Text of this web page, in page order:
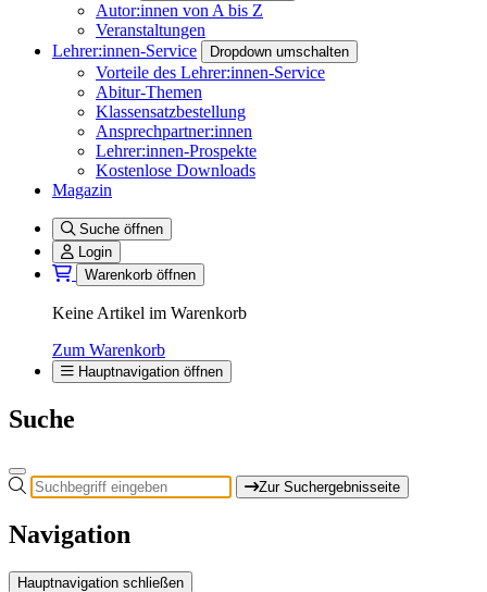
Autor:innen von A bis Z
Veranstaltungen
Lehrer:innen-Service
Dropdown umschalten
Vorteile des Lehrer:innen-Service
Abitur-Themen
Klassensatzbestellung
Ansprechpartner:innen
Lehrer:innen-Prospekte
Kostenlose Downloads
Magazin
Suche öffnen
Login
Warenkorb öffnen
Keine Artikel im Warenkorb
Zum Warenkorb
Hauptnavigation öffnen
Suche
Zur Suchergebnisseite
Navigation
Hauptnavigation schließen